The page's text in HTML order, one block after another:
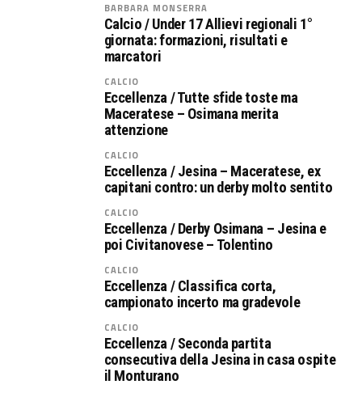
BARBARA MONSERRA
Calcio / Under 17 Allievi regionali 1°
giornata: formazioni, risultati e
marcatori
CALCIO
Eccellenza / Tutte sfide toste ma
Maceratese – Osimana merita
attenzione
CALCIO
Eccellenza / Jesina – Maceratese, ex
capitani contro: un derby molto sentito
CALCIO
Eccellenza / Derby Osimana – Jesina e
poi Civitanovese – Tolentino
CALCIO
Eccellenza / Classifica corta,
campionato incerto ma gradevole
CALCIO
Eccellenza / Seconda partita
consecutiva della Jesina in casa ospite
il Monturano